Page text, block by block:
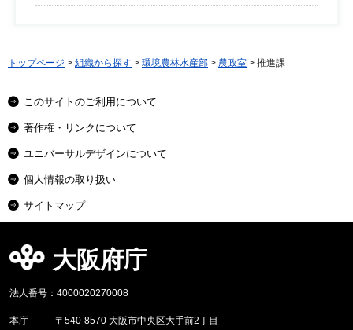
トップページ > 組織から探す > 環境農林水産部 > 農政室 > 推進課
このサイトのご利用について
著作権・リンクについて
ユニバーサルデザインについて
個人情報の取り扱い
サイトマップ
大阪府庁
法人番号：4000020270008
本庁 〒540-8570 大阪市中央区大手前2丁目